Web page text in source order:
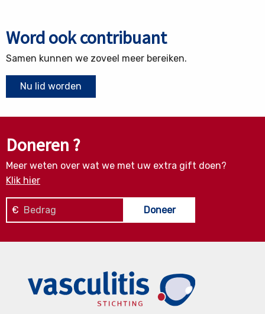
Word ook contribuant
Samen kunnen we zoveel meer bereiken.
Nu lid worden
Doneren ?
Meer weten over wat we met uw extra gift doen?
Klik hier
€ Doneer